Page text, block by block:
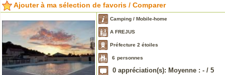
Ajouter à ma sélection de favoris / Comparer
Camping / Mobile-home
A FREJUS
Préfecture 2 étoiles
6 personnes
0 appréciation(s): Moyenne : - / 5